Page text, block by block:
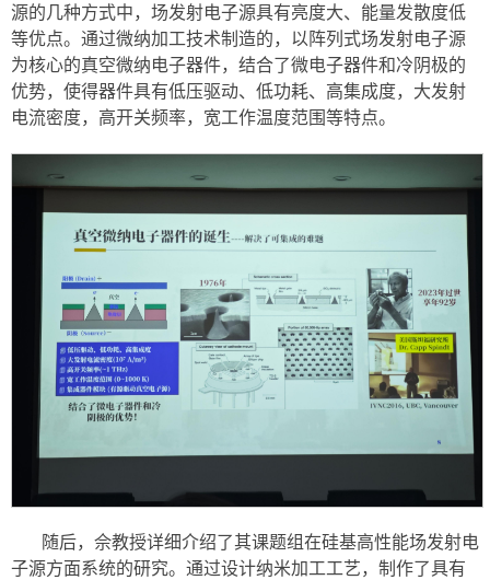
源的几种方式中，场发射电子源具有亮度大、能量发散度低
等优点。通过微纳加工技术制造的，以阵列式场发射电子源
为核心的真空微纳电子器件，结合了微电子器件和冷阴极的
优势，使得器件具有低压驱动、低功耗、高集成度，大发射
电流密度，高开关频率，宽工作温度范围等特点。
随后，佘教授详细介绍了其课题组在硅基高性能场发射电
子源方面系统的研究。通过设计纳米加工工艺，制作了具有